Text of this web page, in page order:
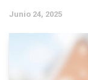
Junio 24, 2025